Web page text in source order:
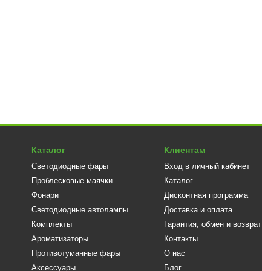
Каталог
Светодиодные фары
Проблесковые маячки
Фонари
Светодиодные автолампы
Комплекты
Ароматизаторы
Противотуманные фары
Аксессуары
Клиентам
Вход в личный кабинет
Каталог
Дисконтная программа
Доставка и оплата
Гарантия, обмен и возврат
Контакты
О нас
Блог